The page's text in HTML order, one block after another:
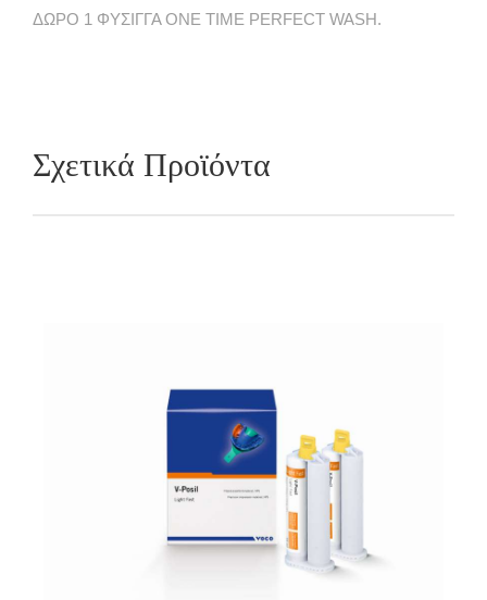
ΔΩΡΟ 1 ΦΥΣΙΓΓΑ ONE TIME PERFECT WASH.
Σχετικά Προϊόντα